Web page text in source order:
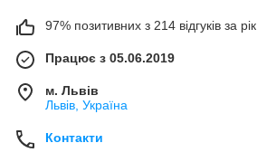
97% позитивних з 214 відгуків за рік
Працює з 05.06.2019
м. Львів
Львів, Україна
Контакти